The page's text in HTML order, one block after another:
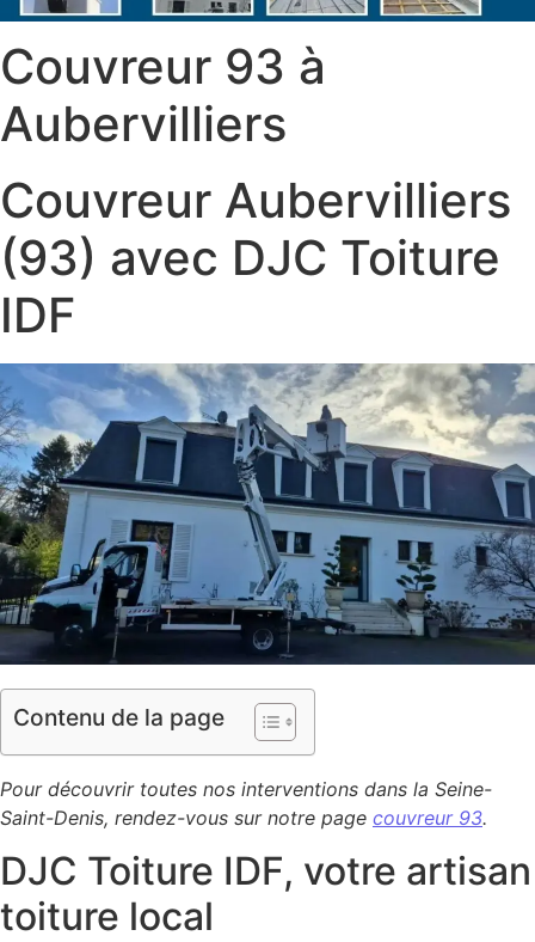
Couvreur 93 à
Aubervilliers
Couvreur Aubervilliers
(93) avec DJC Toiture
IDF
Contenu de la page
Pour découvrir toutes nos interventions dans la Seine-
Saint-Denis, rendez-vous sur notre page couvreur 93.
DJC Toiture IDF, votre artisan
toiture local